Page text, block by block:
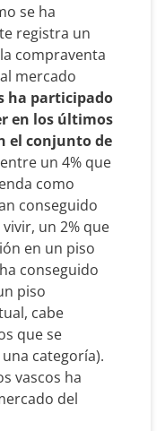
se ha
registra un
compraventa
mercado
ha participado
en los últimos
el conjunto de
un 4% que
como
conseguido
un 2% que
en un piso
conseguido
piso
cabe
que se
categoría).
vascos ha
del